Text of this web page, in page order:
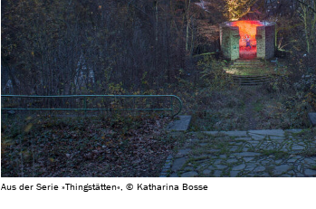
Aus der Serie »Thingstätten«, © Katharina Bosse